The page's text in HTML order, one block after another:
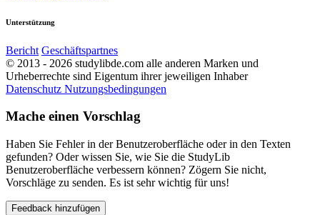
Unterstützung
Bericht Geschäftspartnes
© 2013 - 2026 studylibde.com alle anderen Marken und
Urheberrechte sind Eigentum ihrer jeweiligen Inhaber
Datenschutz Nutzungsbedingungen
Mache einen Vorschlag
Haben Sie Fehler in der Benutzeroberfläche oder in den Texten
gefunden? Oder wissen Sie, wie Sie die StudyLib
Benutzeroberfläche verbessern können? Zögern Sie nicht,
Vorschläge zu senden. Es ist sehr wichtig für uns!
Feedback hinzufügen